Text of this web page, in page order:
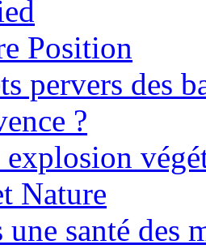
Position
pervers des
?
explosion
Nature
une santé des